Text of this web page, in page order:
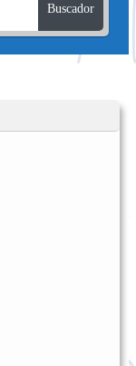
Buscador